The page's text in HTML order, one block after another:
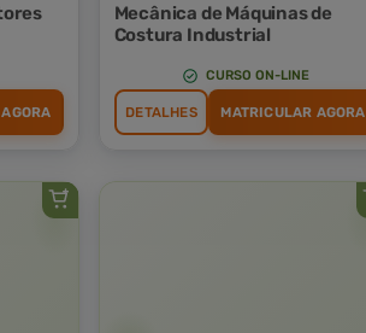
Mecânica de Máquinas de
Costura Industrial
CURSO ON-LINE
DETALHES MATRICULAR AGORA